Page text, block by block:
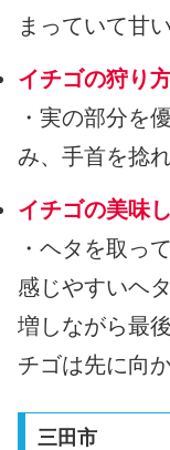
まっていて甘い
イチゴの狩り
・実の部分を
み、手首を捻
イチゴの美味
・ヘタを取っ
感じやすいヘ
増しながら最
チゴは先に向
三田市